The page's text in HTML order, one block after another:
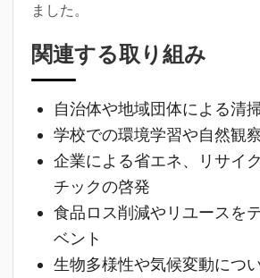
ました。
関連する取り組み
自治体や地域団体による清
学校での環境学習や自然観
企業による省エネ、リサイ
チックの啓発
食品ロス削減やリユースを
ベント
生物多様性や気候変動につ